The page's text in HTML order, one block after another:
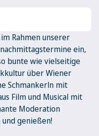
Rahmen unserer
ein,
bunte wie vielseitige
über Wiener
Schmankerln mit
Film und Musical mit
Moderation
und genießen!